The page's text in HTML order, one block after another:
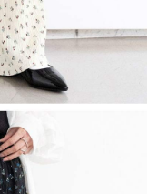
損失，本公司不負相關責
號之用戶狀況，依本公司即
情形，本公司將視審查結果
。若發現惡意使用之情形，
額度並採取法律行動。